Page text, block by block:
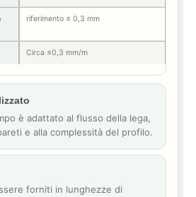
riferimento ≤ 0,3 mm
Circa ≤0,3 mm/m
è adattato al flusso della lega,
e alla complessità del profilo.
forniti in lunghezze di